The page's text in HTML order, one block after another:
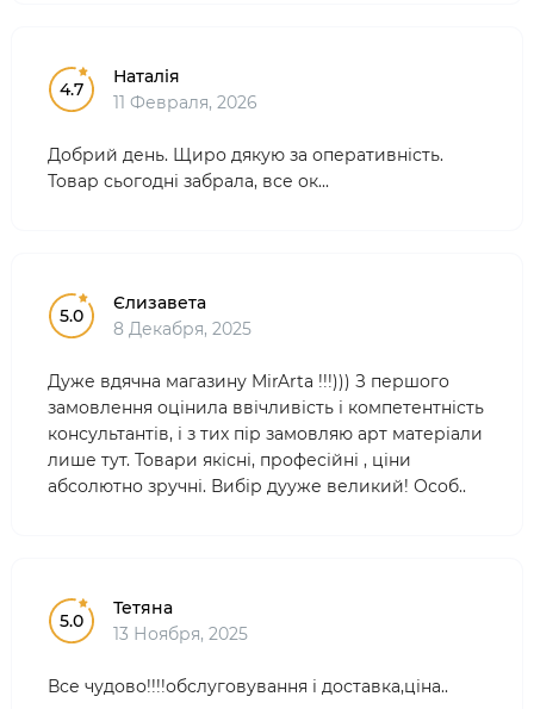
4.7
Наталія
11 Февраля, 2026
Добрий день. Щиро дякую за оперативність.
Товар сьогодні забрала, все ок...
5.0
Єлизавета
8 Декабря, 2025
Дуже вдячна магазину MirArta !!!))) З першого
замовлення оцінила ввічливість і компетентність
консультантів, і з тих пір замовляю арт матеріали
лише тут. Товари якісні, професійні , ціни
абсолютно зручні. Вибір дууже великий! Особ..
5.0
Тетяна
13 Ноября, 2025
Все чудово!!!!обслуговування і доставка,ціна..